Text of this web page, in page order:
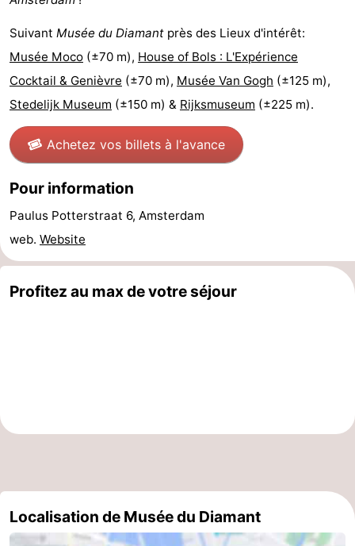
la
ville
-
Hollande
du
Nord
-
Hollande
du
Sud
Pratiques
Forum
Transports
commun
Gare
touristes
Contact
Us
Suivant Musée du Diamant près des Lieux d'intérêt:
Musée Moco (±70 m), House of Bols : L'Expérience
Cocktail & Genièvre (±70 m), Musée Van Gogh (±125 m),
Stedelijk Museum (±150 m) & Rijksmuseum (±225 m).
Achetez vos billets à l'avance
Pour information
Paulus Potterstraat 6, Amsterdam
web. Website
Profitez au max de votre séjour
Localisation de Musée du Diamant